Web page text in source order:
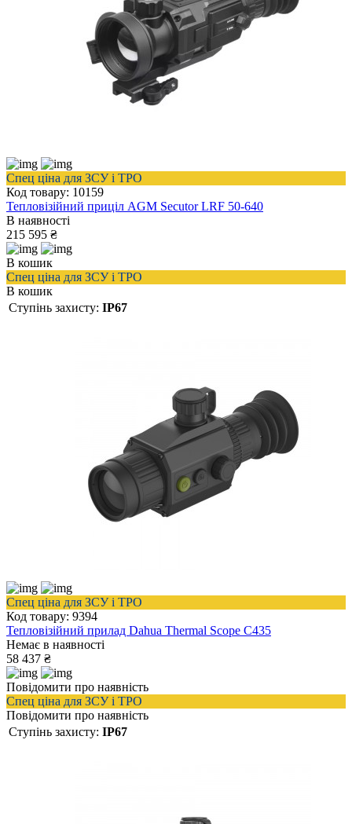
Спец ціна для ЗСУ і ТРО
Код товару: 10159
Тепловізійний приціл AGM Secutor LRF 50-640
В наявності
215 595 ₴
В кошик
Спец ціна для ЗСУ і ТРО
В кошик
Ступінь захисту: IP67
Спец ціна для ЗСУ і ТРО
Код товару: 9394
Тепловізійний прилад Dahua Thermal Scope C435
Немає в наявності
58 437 ₴
Повідомити про наявність
Спец ціна для ЗСУ і ТРО
Повідомити про наявність
Ступінь захисту: IP67